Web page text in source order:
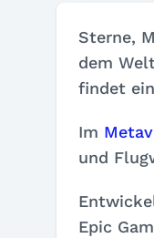
Sterne,
dem
findet
Im
und
Epic